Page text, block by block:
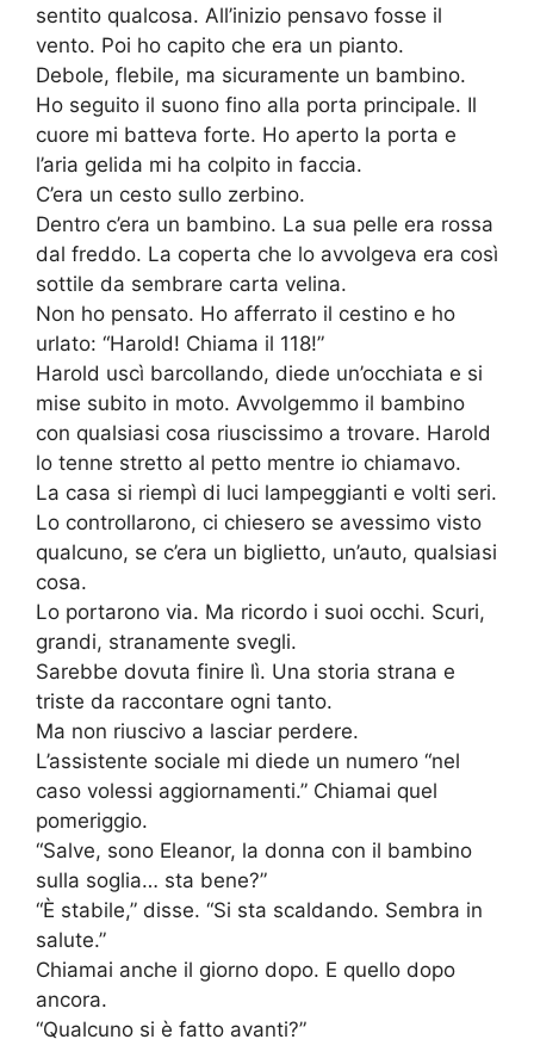
sentito qualcosa. All’inizio pensavo fosse il
vento. Poi ho capito che era un pianto.
Debole, flebile, ma sicuramente un bambino.
Ho seguito il suono fino alla porta principale. Il
cuore mi batteva forte. Ho aperto la porta e
l’aria gelida mi ha colpito in faccia.
C’era un cesto sullo zerbino.
Dentro c’era un bambino. La sua pelle era rossa
dal freddo. La coperta che lo avvolgeva era così
sottile da sembrare carta velina.
Non ho pensato. Ho afferrato il cestino e ho
urlato: “Harold! Chiama il 118!”
Harold uscì barcollando, diede un’occhiata e si
mise subito in moto. Avvolgemmo il bambino
con qualsiasi cosa riuscissimo a trovare. Harold
lo tenne stretto al petto mentre io chiamavo.
La casa si riempì di luci lampeggianti e volti seri.
Lo controllarono, ci chiesero se avessimo visto
qualcuno, se c’era un biglietto, un’auto, qualsiasi
cosa.
Lo portarono via. Ma ricordo i suoi occhi. Scuri,
grandi, stranamente svegli.
Sarebbe dovuta finire lì. Una storia strana e
triste da raccontare ogni tanto.
Ma non riuscivo a lasciar perdere.
L’assistente sociale mi diede un numero “nel
caso volessi aggiornamenti.” Chiamai quel
pomeriggio.
“Salve, sono Eleanor, la donna con il bambino
sulla soglia… sta bene?”
“È stabile,” disse. “Si sta scaldando. Sembra in
salute.”
Chiamai anche il giorno dopo. E quello dopo
ancora.
“Qualcuno si è fatto avanti?”